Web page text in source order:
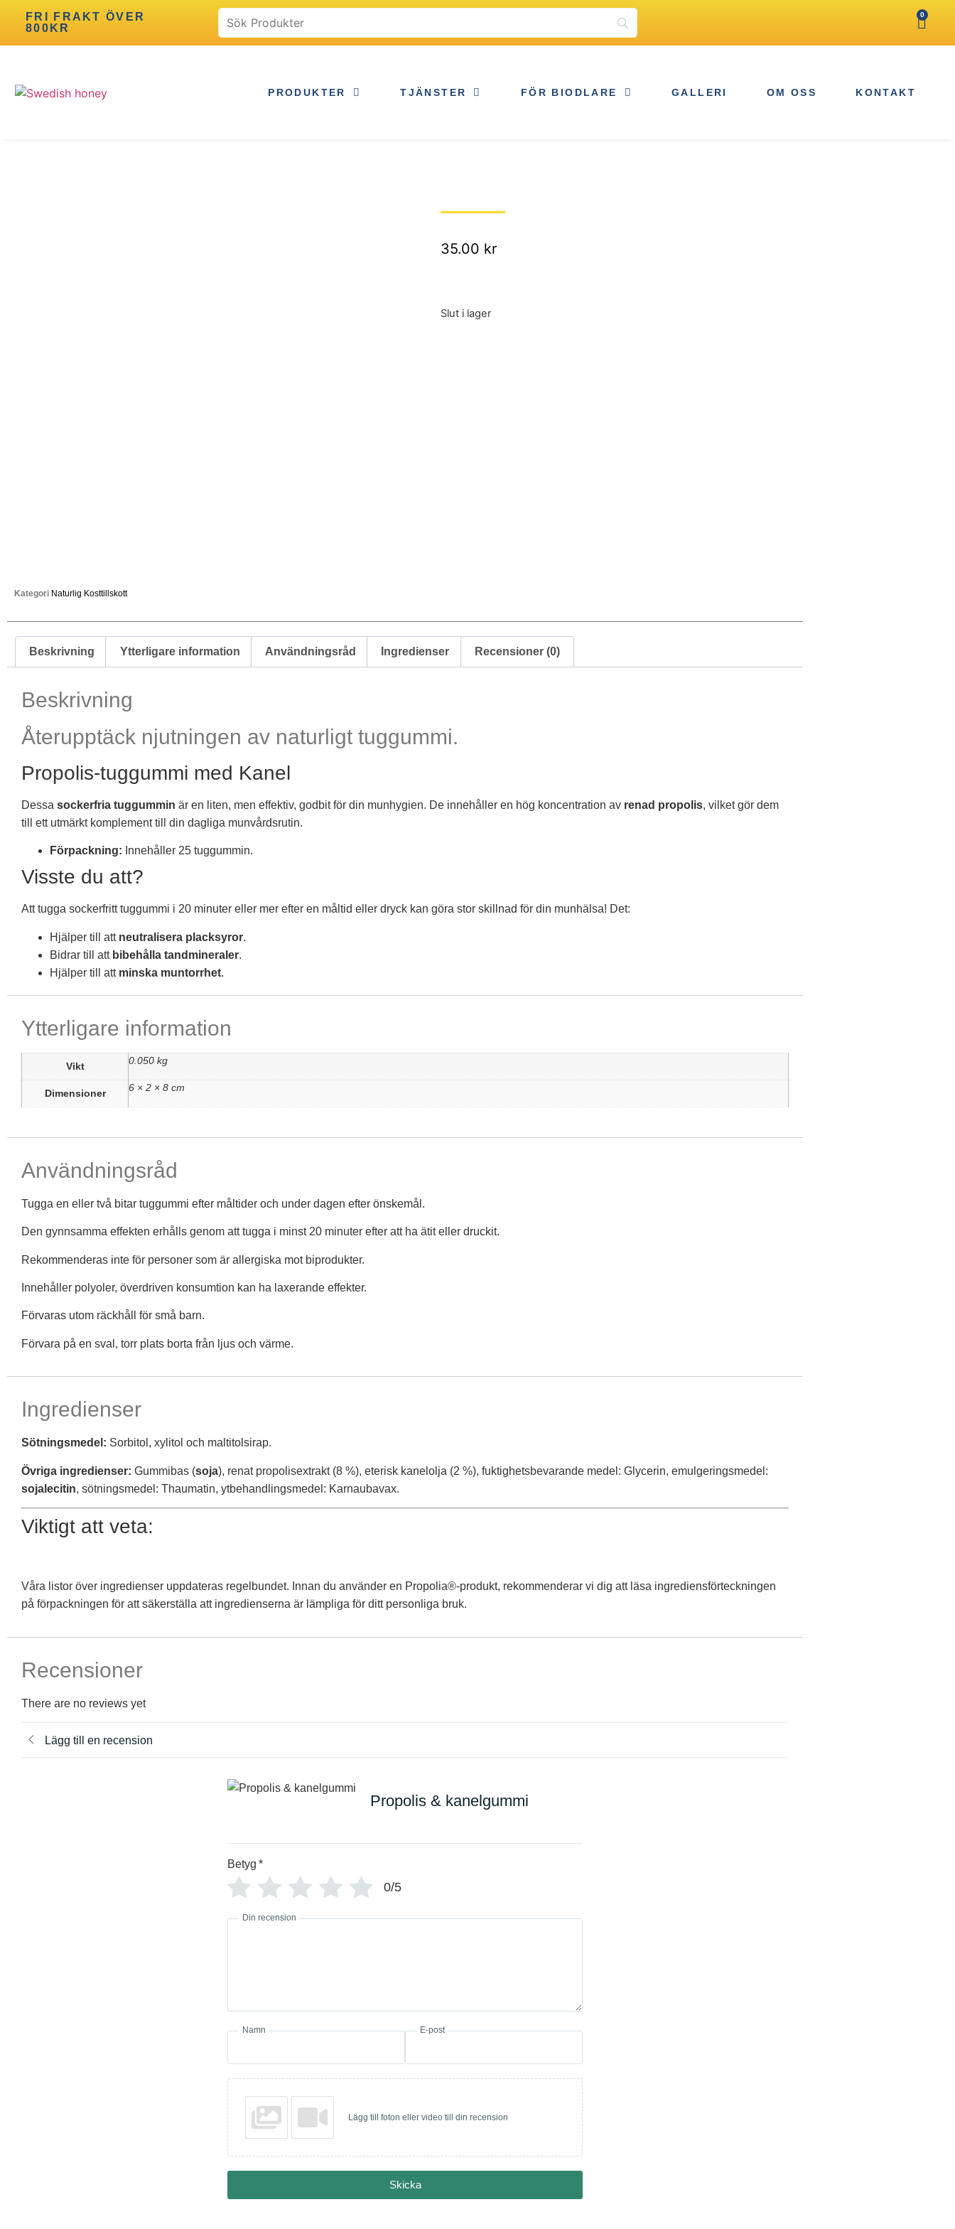
FRI FRAKT ÖVER
800KR
0
PRODUKTER TJÄNSTER FÖR BIODLARE GALLERI OM OSS KONTAKT
35.00 kr
Slut i lager
Kategori Naturlig Kosttillskott
Beskrivning Ytterligare information Användningsråd Ingredienser Recensioner (0)
Beskrivning
Återupptäck njutningen av naturligt tuggummi.
Propolis-tuggummi med Kanel
Dessa sockerfria tuggummin är en liten, men effektiv, godbit för din munhygien. De innehåller en hög koncentration av renad propolis, vilket gör dem
till ett utmärkt komplement till din dagliga munvårdsrutin.
Förpackning: Innehåller 25 tuggummin.
Visste du att?
Att tugga sockerfritt tuggummi i 20 minuter eller mer efter en måltid eller dryck kan göra stor skillnad för din munhälsa! Det:
Hjälper till att neutralisera placksyror.
Bidrar till att bibehålla tandmineraler.
Hjälper till att minska muntorrhet.
Ytterligare information
Vikt 0.050 kg
Dimensioner 6 × 2 × 8 cm
Användningsråd
Tugga en eller två bitar tuggummi efter måltider och under dagen efter önskemål.
Den gynnsamma effekten erhålls genom att tugga i minst 20 minuter efter att ha ätit eller druckit.
Rekommenderas inte för personer som är allergiska mot biprodukter.
Innehåller polyoler, överdriven konsumtion kan ha laxerande effekter.
Förvaras utom räckhåll för små barn.
Förvara på en sval, torr plats borta från ljus och värme.
Ingredienser
Sötningsmedel: Sorbitol, xylitol och maltitolsirap.
Övriga ingredienser: Gummibas (soja), renat propolisextrakt (8 %), eterisk kanelolja (2 %), fuktighetsbevarande medel: Glycerin, emulgeringsmedel:
sojalecitin, sötningsmedel: Thaumatin, ytbehandlingsmedel: Karnaubavax.
Viktigt att veta:
Våra listor över ingredienser uppdateras regelbundet. Innan du använder en Propolia®-produkt, rekommenderar vi dig att läsa ingrediensförteckningen
på förpackningen för att säkerställa att ingredienserna är lämpliga för ditt personliga bruk.
Recensioner
There are no reviews yet
Lägg till en recension
Propolis & kanelgummi
Betyg *
0/5
Din recension
Namn E-post
Lägg till foton eller video till din recension
Skicka